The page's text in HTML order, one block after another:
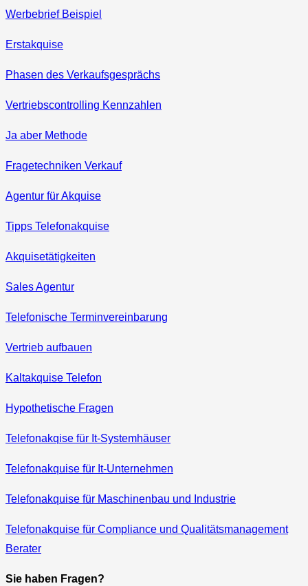
Werbebrief Beispiel
Erstakquise
Phasen des Verkaufsgesprächs
Vertriebscontrolling Kennzahlen
Ja aber Methode
Fragetechniken Verkauf
Agentur für Akquise
Tipps Telefonakquise
Akquisetätigkeiten
Sales Agentur
Telefonische Terminvereinbarung
Vertrieb aufbauen
Kaltakquise Telefon
Hypothetische Fragen
Telefonakqise für It‑Systemhäuser
Telefonakquise für It-Unternehmen
Telefonakquise für Maschinenbau und Industrie
Telefonakquise für Compliance und Qualitätsmanagement
Berater
Sie haben Fragen?